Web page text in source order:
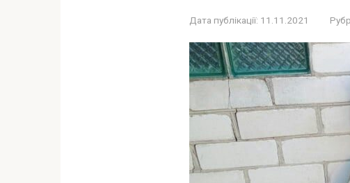
Дата публікації: 11.11.2021